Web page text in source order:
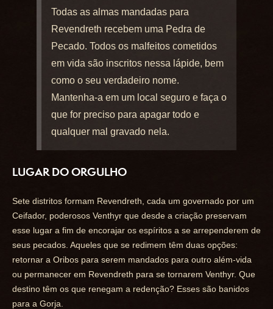
Todas as almas mandadas para
Revendreth recebem uma Pedra de
Pecado. Todos os malfeitos cometidos
em vida são inscritos nessa lápide, bem
como o seu verdadeiro nome.
Mantenha-a em um local seguro e faça o
que for preciso para apagar todo e
qualquer mal gravado nela.
LUGAR DO ORGULHO
Sete distritos formam Revendreth, cada um governado por um
Ceifador, poderosos Venthyr que desde a criação preservam
esse lugar a fim de encorajar os espíritos a se arrependerem de
seus pecados. Aqueles que se redimem têm duas opções:
retornar a Oribos para serem mandados para outro além-vida
ou permanecer em Revendreth para se tornarem Venthyr. Que
destino têm os que renegam a redenção? Esses são banidos
para a Gorja.